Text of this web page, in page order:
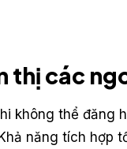
thị các
không thể đăng
năng tích hợp